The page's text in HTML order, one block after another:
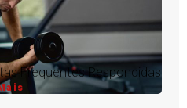
Frequentes Respondidas